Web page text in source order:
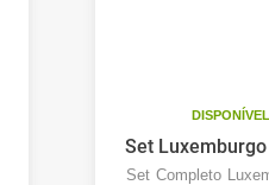
DISPONÍVEL
Set
Set Completo